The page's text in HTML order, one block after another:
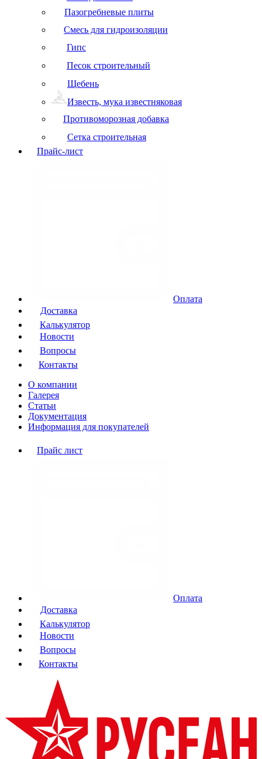
Пазогребневые плиты
Смесь для гидроизоляции
Гипс
Песок строительный
Щебень
Известь, мука известняковая
Противоморозная добавка
Сетка строительная
Прайс-лист
Оплата
Доставка
Калькулятор
Новости
Вопросы
Контакты
О компании
Галерея
Статьи
Документация
Информация для покупателей
Прайс лист
Оплата
Доставка
Калькулятор
Новости
Вопросы
Контакты